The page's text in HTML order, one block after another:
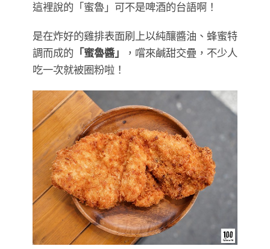
​​​​​​​這裡說的「蜜魯」可不是啤酒的台語啊！
是在炸好的雞排表面刷上以純釀醬油、蜂蜜特
調而成的 「蜜魯醬」
，嚐來鹹甜交疊，不少人
吃一次就被圈粉啦！